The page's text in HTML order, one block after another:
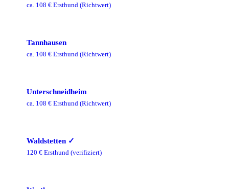
ca. 108 € Ersthund (Richtwert)
Tannhausen
ca. 108 € Ersthund (Richtwert)
Unterschneidheim
ca. 108 € Ersthund (Richtwert)
Waldstetten ✓
120 € Ersthund (verifiziert)